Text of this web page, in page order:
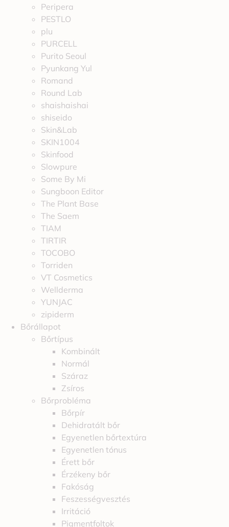
Peripera
PESTLO
plu
PURCELL
Purito Seoul
Pyunkang Yul
Romand
Round Lab
shaishaishai
shiseido
Skin&Lab
SKIN1004
Skinfood
Slowpure
Some By Mi
Sungboon Editor
The Plant Base
The Saem
TIAM
TIRTIR
TOCOBO
Torriden
VT Cosmetics
Wellderma
YUNJAC
zipiderm
Bőrállapot
Bőrtípus
Kombinált
Normál
Száraz
Zsíros
Bőrprobléma
Bőrpír
Dehidratált bőr
Egyenetlen bőrtextúra
Egyenetlen tónus
Érett bőr
Érzékeny bőr
Fakóság
Feszességvesztés
Irritáció
Pigmentfoltok